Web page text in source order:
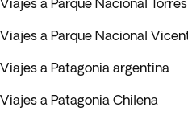
Viajes a Parque Nacional
Viajes a Parque Nacional
Viajes a Patagonia argentina
Viajes a Patagonia Chilena